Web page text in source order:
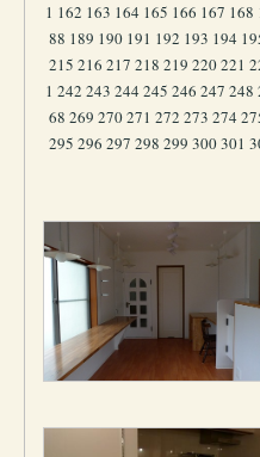
1 162 163 164 165 166 167 168
88 189 190 191 192 193 194
215 216 217 218 219 220221
1 242 243 244 245 246 247 248
68 269 270271 272 273 274
295 296 297 298 299 300301